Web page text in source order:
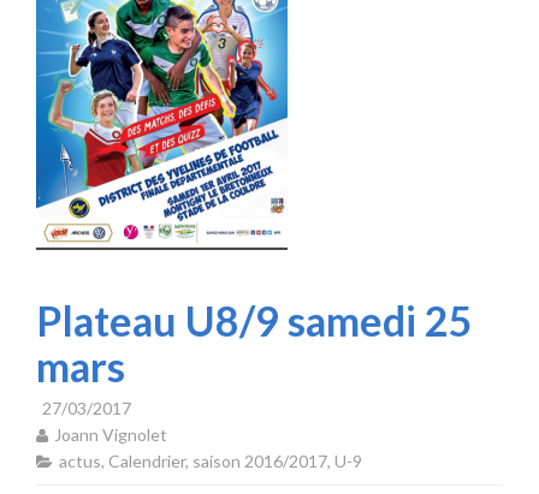
Plateau U8/9 samedi 25
mars
27/03/2017
Joann Vignolet
actus, Calendrier, saison 2016/2017, U-9